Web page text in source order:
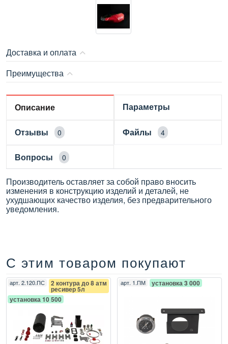
Доставка и оплата
Преимущества
Описание Параметры
Отзывы 0 Файлы 4
Вопросы 0
Производитель оставляет за собой право вносить
изменения в конструкцию изделий и деталей, не
ухудшающих качество изделия, без предварительного
уведомления.
С этим товаром покупают
арт. 2.120.ПС 2 контура до 8 атм
ресивер 5л
установка 10 500
арт. 1.ПМ установка 3 000